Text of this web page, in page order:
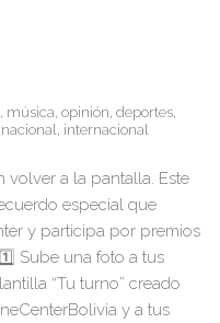
música, opinión, deportes,
internacional